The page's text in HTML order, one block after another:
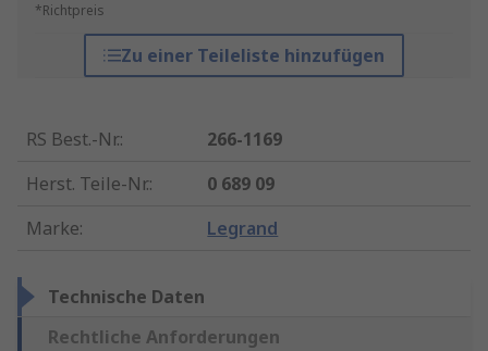
*Richtpreis
Zu einer Teileliste hinzufügen
RS Best.-Nr.:
266-1169
Herst. Teile-Nr.:
0 689 09
Marke: Legrand
Technische Daten
Rechtliche Anforderungen